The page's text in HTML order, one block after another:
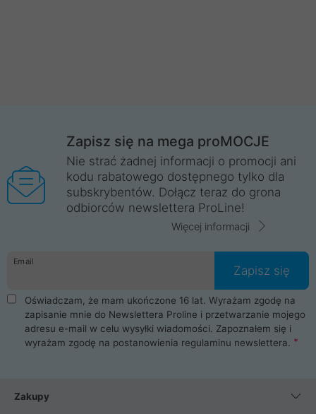
Zapisz się na mega proMOCJE
Nie strać żadnej informacji o promocji ani
kodu rabatowego dostępnego tylko dla
subskrybentów. Dołącz teraz do grona
odbiorców newslettera ProLine!
Więcej informacji
Email
Zapisz się
Oświadczam, że mam ukończone 16 lat. Wyrażam zgodę na
zapisanie mnie do Newslettera Proline i przetwarzanie mojego
adresu e-mail w celu wysyłki wiadomości. Zapoznałem się i
wyrażam zgodę na postanowienia regulaminu newslettera.
Zakupy